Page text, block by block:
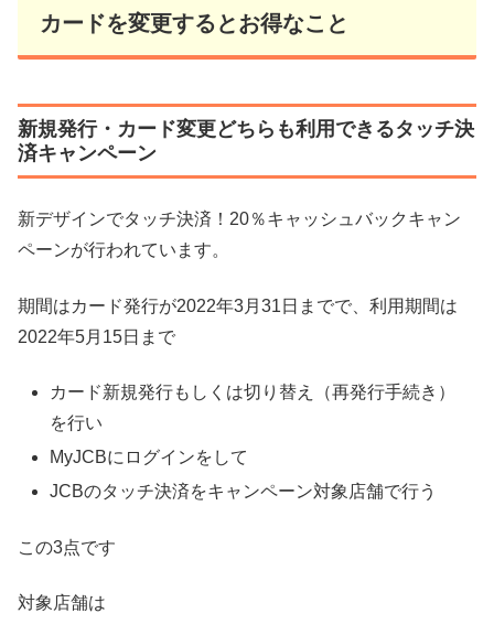
カードを変更するとお得なこと
新規発行・カード変更どちらも利用できるタッチ決
済キャンペーン
新デザインでタッチ決済！20％キャッシュバックキャン
ペーンが行われています。
期間はカード発行が2022年3月31日までで、利用期間は
2022年5月15日まで
カード新規発行もしくは切り替え（再発行手続き）
を行い
MyJCBにログインをして
JCBのタッチ決済をキャンペーン対象店舗で行う
この3点です
対象店舗は